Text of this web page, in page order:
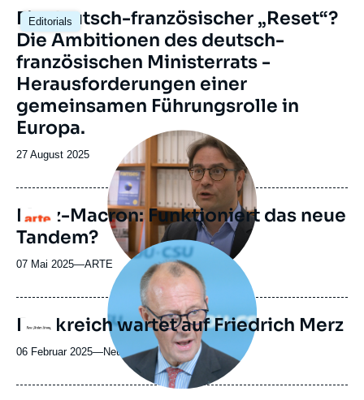
Editorials
Image
principale
Ein deutsch-französischer „Reset“?
Die Ambitionen des deutsch-
französischen Ministerrats -
Herausforderungen einer
gemeinsamen Führungsrolle in
Europa.
Date
publication
27 August 2025
Logo
principale
médiatique
Merz-Macron: Funktioniert das neue
Tandem?
07 Mai 2025—Nom
journal,
revue
ou
émission
ARTE
Logo
Image
principale
médiatique
Frankreich wartet auf Friedrich Merz
06 Februar 2025—Nom
journal,
Neue Zürcher Zeitung